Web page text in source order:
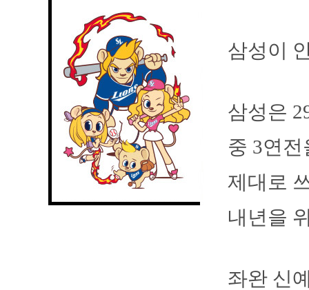
삼성이
삼성은
중 3연
제대로
내년을
좌완 신